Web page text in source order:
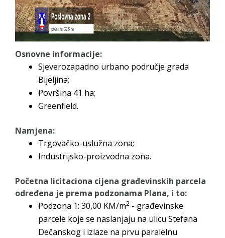
Osnovne informacije:
Sjeverozapadno urbano područje grada
Bijeljina;
Površina 41 ha;
Greenfield.
Namjena:
Trgovačko-uslužna zona;
Industrijsko-proizvodna zona.
Početna licitaciona cijena građevinskih parcela
određena je prema podzonama Plana, i to:
Podzona 1: 30,00 KM/m2 - građevinske
parcele koje se naslanjaju na ulicu Stefana
Dečanskog i izlaze na prvu paralelnu